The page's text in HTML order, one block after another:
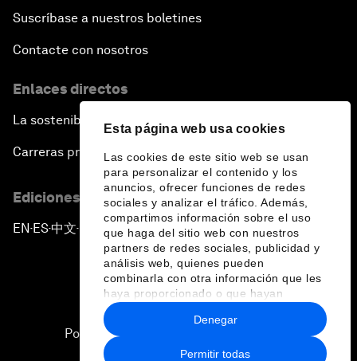
Esta página web usa cookies
Las cookies de este sitio web se usan
para personalizar el contenido y los
anuncios, ofrecer funciones de redes
sociales y analizar el tráfico. Además,
compartimos información sobre el uso
que haga del sitio web con nuestros
partners de redes sociales, publicidad y
análisis web, quienes pueden
combinarla con otra información que les
haya proporcionado o que hayan
recopilado a partir del uso que haya
hecho de sus servicios.
Permitir todas
Denegar
Suscríbase a nuestros boletines
Contacte con nosotros
Enlaces directos
La sostenibilidad en el Foro
Carreras profesionales
Ediciones en otros idiomas
EN ▪ES▪中文▪ 日本語
Política de privacidad y normas de uso